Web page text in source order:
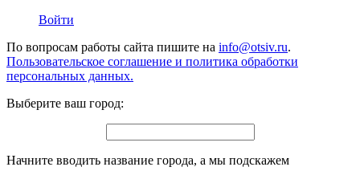
Войти
По вопросам работы сайта пишите на info@otsiv.ru.
Пользовательское соглашение и политика обработки
персональных данных.
Выберите ваш город:
Начните вводить название города, а мы подскажем